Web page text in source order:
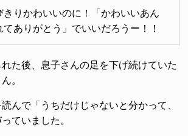
きりかわいいのに！「かわいいあん
てありがとう」でいいだろうー！！
た後、息子さんの足を下げ続けていた
。
んで「うちだけじゃないと分かって、
ていました。